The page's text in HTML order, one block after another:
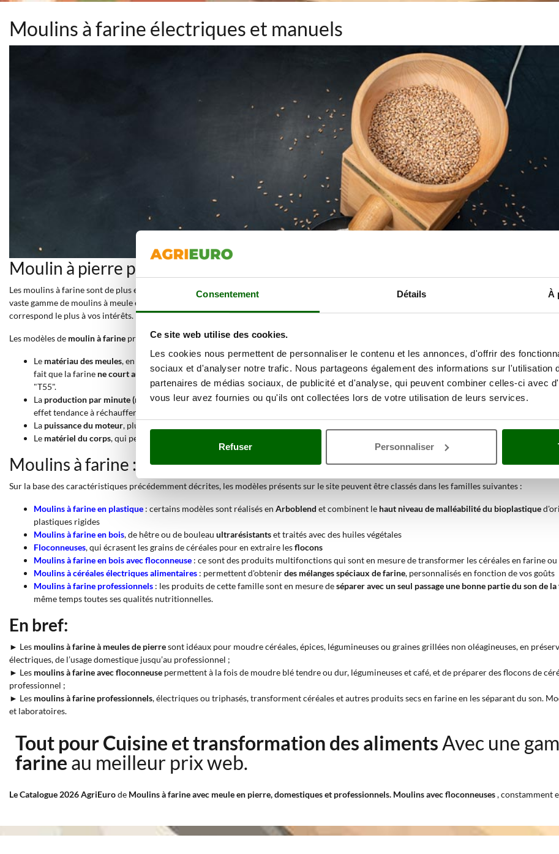
Consentement Détails À
Ce site web utilise des cookies.
Les cookies nous permettent de personnaliser le contenu et les annonces, d'offrir des
sociaux et d'analyser notre trafic. Nous partageons également des informations sur l'utilisation
partenaires de médias sociaux, de publicité et d'analyse, qui peuvent combiner celles-ci avec
vous leur avez fournies ou qu'ils ont collectées lors de votre utilisation de leurs services.
Refuser Personnaliser
Moulins à farine électriques et manuels
Moulin à pierre pour céréales : lequel choisir ?
Les moulins à farine sont de plus en plus en vogue dernièrement, car ils permettent de n'importe quel type de céréale pour les transformer
vaste gamme de moulins à meule en pierre et en acier. Afin d'effectuer le bon choix, vous avez la possibilité de réduire la sélection de modèles
correspond le plus à vos intérêts.
Les modèles de moulin à farine présents à l'intérieur de notre catalogue peuvent être différenciés selon certaines caractéristiques :
Le matériau des meules, en fonction duquel on distingue les moulins à farine domestiques, caractérisés par une plus faible vitesse de la
fait que la farine ne court aucun risque de surchauffe, et préserve au mieux ses qualités organoleptiques ; et les moulins en acier INOX,
"T55".
La production par minute (rendement), qui doit être sélectionné de manière à permettre au moulin domestique d'obtenir la quantité de
effet tendance à réchauffer la farine et risquerait de lui faire perdre certaines caractéristiques.
La puissance du moteur, plus cette donnée est élevée, plus nous obtiendrons une production de farine rapide.
Le matériel du corps, qui peut être en
Moulins à farine : les catégories principales parmi lesquelles choisir
Sur la base des caractéristiques précédemment décrites, les modèles présents sur le site peuvent être classés dans les familles suivantes :
Moulins à farine en plastique : certains modèles sont réalisés en Arboblend et combinent le haut niveau de malléabilité du bioplastique
plastiques rigides
Moulins à farine en bois, de hêtre ou de bouleau ultrarésistantset traités avec des huiles végétales
Floconneuses, qui écrasent les grains de céréales pour en extraire lesflocons
Moulins à farine en bois avec floconneuse : ce sont des produits multifonctions qui sont en mesure de transformer les céréales en farine
Moulins à céréales électriques alimentaires : permettent d'obtenirdes mélanges spéciaux de farine, personnalisés en fonction de vos goûts
Moulins à farine professionnels : les produits de cette famille sont en mesure deséparer avec un seul passage une bonne partie du son de
même temps toutes ses qualités nutritionnelles.
En bref:
► Les moulins à farine à meules de pierresont idéaux pour moudre céréales, épices, légumineuses ou graines grillées non oléagineuses, en
électriques, de l’usage domestique jusqu’au professionnel ;
► Les moulins à farine avec floconneuse permettent à la fois de moudre blé tendre ou dur, légumineuses et café, et de préparer des flocons de
professionnel ;
► Les moulins à farine professionnels, électriques ou triphasés, transforment céréales et autres produits secs en farine en les séparant du son.
et laboratoires.
Tout pour Cuisine et transformation des aliments Avec une
farine au meilleur prix web.
Le Catalogue 2026 AgriEurode Moulins à farine avec meule en pierre, domestiques et professionnels. Moulins avec floconneuses, constamment